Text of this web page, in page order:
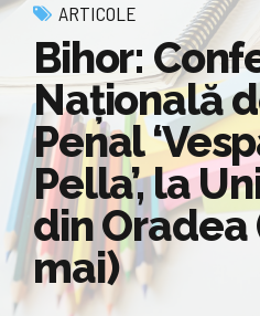
ARTICOLE
Bihor:
Națională
Penal
Pella’, la
din Oradea
mai)